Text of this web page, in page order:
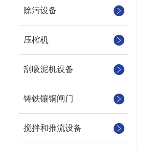
除污设备
压榨机
刮吸泥机设备
铸铁镶铜闸门
搅拌和推流设备